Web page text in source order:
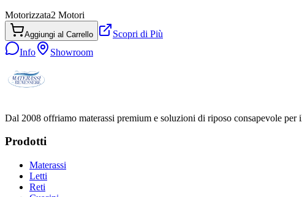
Motorizzata2 Motori
Aggiungi al Carrello
Scopri di Più
Info
Showroom
Dal 2008 offriamo materassi premium e soluzioni di riposo consapevole per
Prodotti
Materassi
Letti
Reti